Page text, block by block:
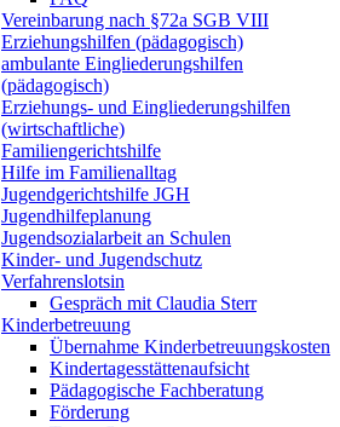
Vereinbarung nach §72a SGB VIII
Erziehungshilfen (pädagogisch)
ambulante Eingliederungshilfen
(pädagogisch)
Erziehungs- und Eingliederungshilfen
(wirtschaftliche)
Familiengerichtshilfe
Hilfe im Familienalltag
Jugendgerichtshilfe JGH
Jugendhilfeplanung
Jugendsozialarbeit an Schulen
Kinder- und Jugendschutz
Verfahrenslotsin
Gespräch mit Claudia Sterr
Kinderbetreuung
Übernahme Kinderbetreuungskosten
Kindertagesstättenaufsicht
Pädagogische Fachberatung
Förderung